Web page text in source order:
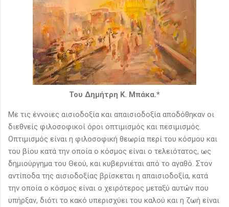
Του Δημήτρη Κ. Μπάκα.*
Με τις έννοιες αισιοδοξία και απαισιοδοξία αποδόθηκαν οι
διεθνείς φιλοσοφικοί όροι οπτιμισμός και πεσιμισμός.
Οπτιμισμός είναι η φιλοσοφική θεωρία περί του κόσμου και
του βίου κατά την οποία ο κόσμος είναι ο τελειότατος, ως
δημιούργημα του Θεού, και κυβερνιέται από το αγαθό. Στον
αντίποδα της αισιοδοξίας βρίσκεται η απαισιοδοξία, κατά
την οποία ο κόσμος είναι ο χειρότερος μεταξύ αυτών που
υπήρξαν, διότι το κακό υπερισχύει του καλού και η ζωή είναι